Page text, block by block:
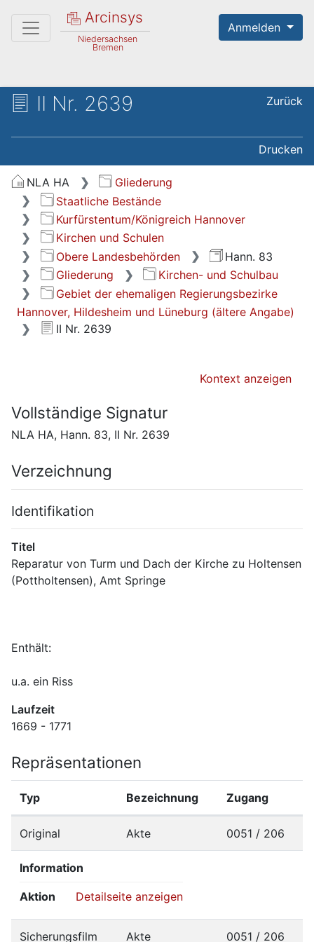
Arcinsys
Niedersachsen
Bremen
Anmelden
II Nr. 2639 Zurück
Drucken
NLA HA
Gliederung
Staatliche Bestände
Kurfürstentum/Königreich Hannover
Kirchen und Schulen
Obere Landesbehörden
Hann. 83
Gliederung
Kirchen- und Schulbau
Gebiet der ehemaligen Regierungsbezirke
Hannover, Hildesheim und Lüneburg (ältere Angabe)
II Nr. 2639
Kontext anzeigen
Vollständige Signatur
NLA HA, Hann. 83, II Nr. 2639
Verzeichnung
Identifikation
Titel
Reparatur von Turm und Dach der Kirche zu Holtensen
u.a. ein Riss
Laufzeit
1669 - 1771
Repräsentationen
Typ Bezeichnung Zugang
Original Akte 0051 / 206
Information
Aktion Detailseite anzeigen
Sicherungsfilm Akte 0051 / 206